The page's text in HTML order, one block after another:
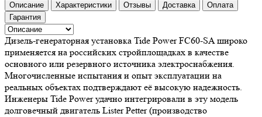
Описание Характеристики Отзывы Доставка
Оплата
Гарантия
Дизель-генераторная установка Tide Power FC60-SA широко
применяется на российских стройплощадках в качестве
основного или резервного источника электроснабжения.
Многочисленные испытания и опыт эксплуатации на
реальных объектах подтверждают её высокую надежность.
Инженеры Tide Power удачно интегрировали в эту модель
долговечный двигатель Lister Petter (производство